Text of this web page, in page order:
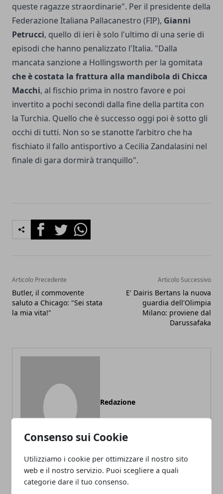
Consenso sui Cookie
Utilizziamo i cookie per ottimizzare il nostro sito
web e il nostro servizio. Puoi scegliere a quali
categorie dare il tuo consenso.
queste ragazze straordinarie". Per il presidente della
Federazione Italiana Pallacanestro (FIP), Gianni
Petrucci, quello di ieri è solo l'ultimo di una serie di
episodi che hanno penalizzato l'Italia. "Dalla
mancata sanzione a Hollingsworth per la gomitata
che è costata la frattura alla mandibola di Chicca
Macchi, al fischio prima in nostro favore e poi
invertito a pochi secondi dalla fine della partita con
la Turchia. Quello che è successo oggi poi è sotto gli
occhi di tutti. Non so se stanotte l’arbitro che ha
fischiato il fallo antisportivo a Cecilia Zandalasini nel
finale di gara dormirà tranquillo".
FacebookTwitterWhatsapp
Articolo Precedente
Butler, il commovente
saluto a Chicago: "Sei stata
la mia vita!"
Articolo Successivo
E' Dairis Bertans la nuova
guardia dell'Olimpia
Milano: proviene dal
Darussafaka
Redazione